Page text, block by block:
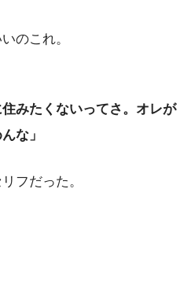
のこれ。
住みたくないってさ。オレが
な」
フだった。